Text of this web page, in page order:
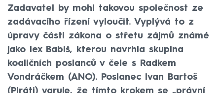
Zadavatel by mohl takovou společnost ze
zadávacího řízení vyloučit. Vyplývá to z
úpravy části zákona o střetu zájmů známé
jako lex Babiš, kterou navrhla skupina
koaličních poslanců v čele s Radkem
Vondráčkem (ANO). Poslanec Ivan Bartoš
(Piráti) varuje, že tímto krokem se „právní